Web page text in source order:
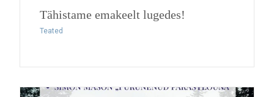
Tähistame emakeelt lugedes!
Teated